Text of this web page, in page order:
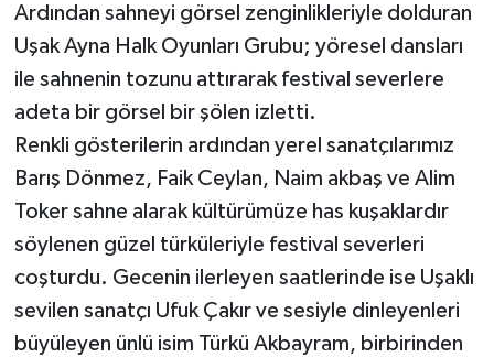
Ardından sahneyi görsel zenginlikleriyle dolduran
Uşak Ayna Halk Oyunları Grubu; yöresel dansları
ile sahnenin tozunu attırarak festival severlere
adeta bir görsel bir şölen izletti.
Renkli gösterilerin ardından yerel sanatçılarımız
Barış Dönmez, Faik Ceylan, Naim akbaş ve Alim
Toker sahne alarak kültürümüze has kuşaklardır
söylenen güzel türküleriyle festival severleri
coşturdu. Gecenin ilerleyen saatlerinde ise Uşaklı
sevilen sanatçı Ufuk Çakır ve sesiyle dinleyenleri
büyüleyen ünlü isim Türkü Akbayram, birbirinden